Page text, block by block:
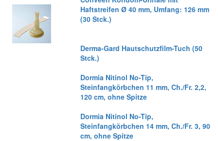
Haftstreifen Ø 40 mm, Umfang: 126 mm
(30 Stck.)
Derma-Gard Hautschutzfilm-Tuch (50
Stck.)
Dormia Nitinol No-Tip,
Steinfangkörbchen 11 mm, Ch./Fr. 2,2,
120 cm, ohne Spitze
Dormia Nitinol No-Tip,
Steinfangkörbchen 14 mm, Ch./Fr. 3, 90
cm, ohne Spitze